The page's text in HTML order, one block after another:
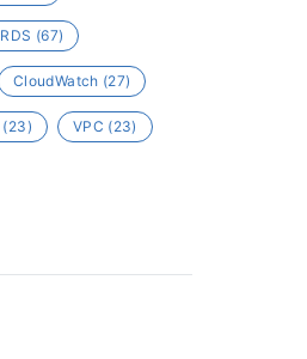
RDS (67)
CloudWatch (27)
(23) VPC (23)